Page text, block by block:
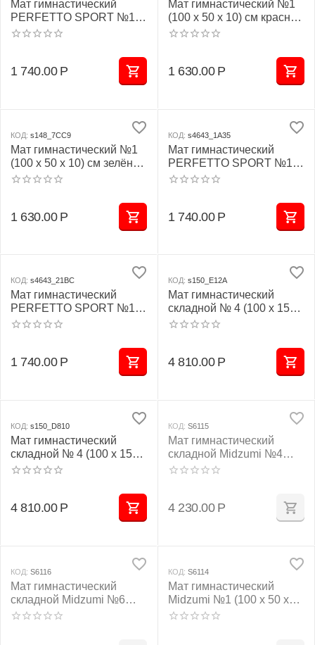
Мат гимнастический
PERFETTO SPORT №1
(100 х 50 х 10) см
1 740.00 Р
Мат гимнастический №1
(100 х 50 х 10) см красно/
жёлтый
1 630.00 Р
КОД: s148_7CC9
Мат гимнастический №1
(100 х 50 х 10) см зелёно/
жёлтый
1 630.00 Р
КОД: s4643_1A35
Мат гимнастический
PERFETTO SPORT №1
(100 х 50 х 10) см зелёно/
1 740.00 Р
КОД: s4643_21BC
Мат гимнастический
PERFETTO SPORT №1
(100 х 50 х 10) см красно/
1 740.00 Р
КОД: s150_E12A
Мат гимнастический
складной № 4 (100 х 150 х
10) см зелёно/жёлтый
4 810.00 Р
КОД: s150_D810
Мат гимнастический
складной № 4 (100 х 150 х
10) см бежевый
4 810.00 Р
КОД: S6115
Мат гимнастический
складной Midzumi №4
(100 х 100 х 10) см серый
4 230.00 Р
КОД: S6116
Мат гимнастический
складной Midzumi №6
(100 х 150 х 10) см серый
КОД: S6114
Мат гимнастический
Midzumi №1 (100 х 50 х
10) см серый